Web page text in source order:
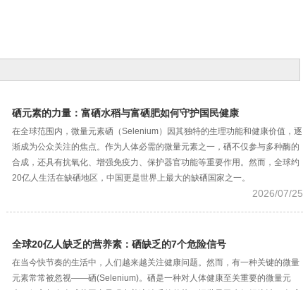
硒元素的力量：富硒水稻与富硒肥如何守护国民健康
在全球范围内，微量元素硒（Selenium）因其独特的生理功能和健康价值，逐
渐成为公众关注的焦点。作为人体必需的微量元素之一，硒不仅参与多种酶的
合成，还具有抗氧化、增强免疫力、保护器官功能等重要作用。然而，全球约
20亿人生活在缺硒地区，中国更是世界上最大的缺硒国家之一。
2026/07/25
全球20亿人缺乏的营养素：硒缺乏的7个危险信号
在当今快节奏的生活中，人们越来越关注健康问题。然而，有一种关键的微量
元素常常被忽视——硒(Selenium)。硒是一种对人体健康至关重要的微量元